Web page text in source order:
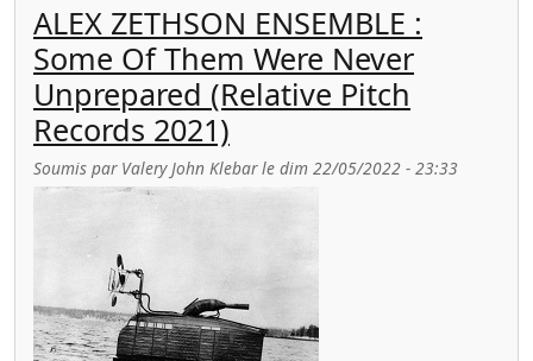
ALEX ZETHSON ENSEMBLE :
Some Of Them Were Never
Unprepared (Relative Pitch
Records 2021)
Soumis par Valery John Klebarle dim 22/05/2022 - 23:33